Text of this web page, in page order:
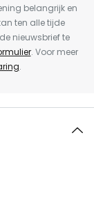
belangrijk en
ten alle tijde
nieuwsbrief te
. Voor meer
.